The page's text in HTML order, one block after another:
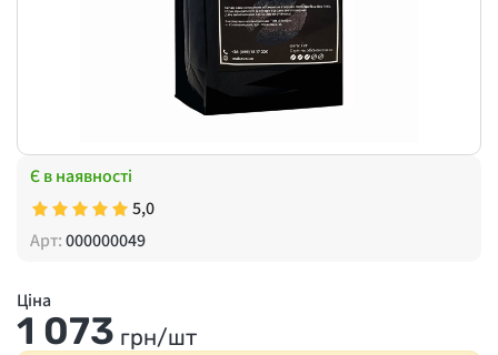
Є в наявності
5,0
Арт:000000049
Ціна
1 073 грн/шт